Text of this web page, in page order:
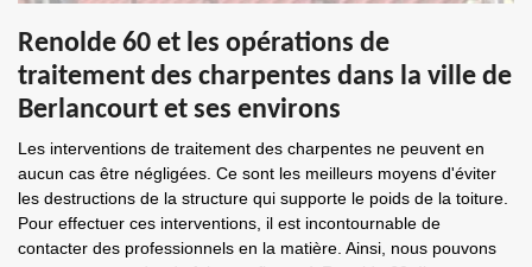
Renolde 60 et les opérations de
traitement des charpentes dans la ville de
Berlancourt et ses environs
Les interventions de traitement des charpentes ne peuvent en
aucun cas être négligées. Ce sont les meilleurs moyens d'éviter
les destructions de la structure qui supporte le poids de la toiture.
Pour effectuer ces interventions, il est incontournable de
contacter des professionnels en la matière. Ainsi, nous pouvons